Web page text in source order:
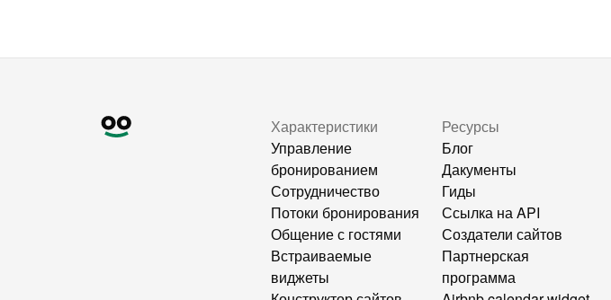
Характеристики
Управление
бронированием
Сотрудничество
Потоки бронирования
Общение с гостями
Встраиваемые
виджеты
Ресурсы
Блог
Дакументы
Гиды
Ссылка на API
Создатели сайтов
Партнерская
программа